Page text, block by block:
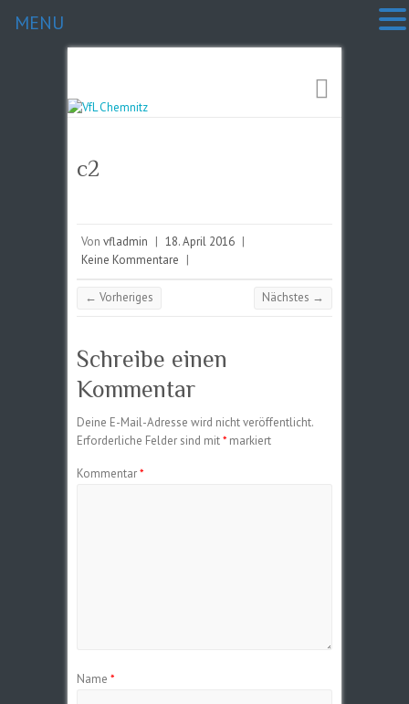
c2
Von vfladmin | 18. April 2016 |
Keine Kommentare |
← Vorheriges Nächstes →
Schreibe einen
Kommentar
Deine E-Mail-Adresse wird nicht veröffentlicht.
Erforderliche Felder sind mit* markiert
Kommentar*
Name *
MENU